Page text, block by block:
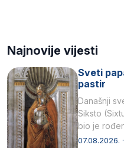
Najnovije vijesti
Sveti
pastir
Današnji
Siksto
bio je
afričkim…
07.08.2026.